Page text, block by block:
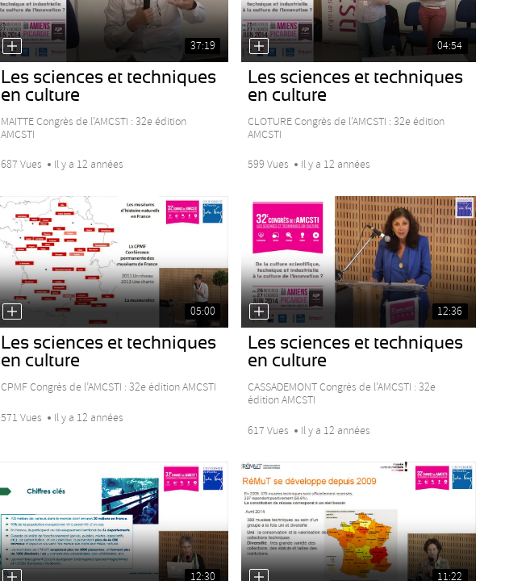
37:19
Les sciences et techniques
en culture
MAITTE Congrès de l’AMCSTI : 32e édition
AMCSTI
687 Vues Il y a 12 années
04:54
Les sciences et techniques
en culture
CLOTURE Congrès de l’AMCSTI : 32e édition
AMCSTI
599 Vues Il y a 12 années
05:00
Les sciences et techniques
en culture
CPMF Congrès de l’AMCSTI : 32e édition AMCSTI
571 Vues Il y a 12 années
12:36
Les sciences et techniques
en culture
CASSADEMONT Congrès de l’AMCSTI : 32e
édition AMCSTI
617 Vues Il y a 12 années
12:30 11:22